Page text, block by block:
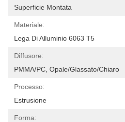
Superficie Montata
Materiale:
Lega Di Alluminio 6063 T5
Diffusore:
PMMA/PC, Opale/glassato/chiaro
Processo:
Estrusione
Forma: